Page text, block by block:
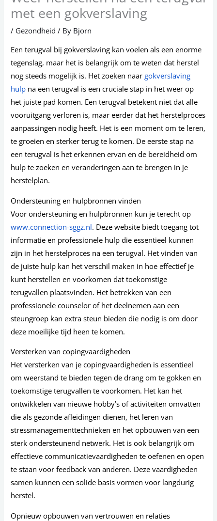
met een gokverslaving
/ Gezondheid / By Bjorn
Een terugval bij gokverslaving kan voelen als een enorme
tegenslag, maar het is belangrijk om te weten dat herstel
nog steeds mogelijk is. Het zoeken naargokverslaving
hulp na een terugval is een cruciale stap in het weer op
het juiste pad komen. Een terugval betekent niet dat alle
vooruitgang verloren is, maar eerder dat het herstelproces
aanpassingen nodig heeft. Het is een moment om te leren,
te groeien en sterker terug te komen. De eerste stap na
een terugval is het erkennen ervan en de bereidheid om
hulp te zoeken en veranderingen aan te brengen in je
herstelplan.
Ondersteuning en hulpbronnen vinden
Voor ondersteuning en hulpbronnen kun je terecht op
www.connection-sggz.nl. Deze website biedt toegang tot
informatie en professionele hulp die essentieel kunnen
zijn in het herstelproces na een terugval. Het vinden van
de juiste hulp kan het verschil maken in hoe effectief je
kunt herstellen en voorkomen dat toekomstige
terugvallen plaatsvinden. Het betrekken van een
professionele counselor of het deelnemen aan een
steungroep kan extra steun bieden die nodig is om door
deze moeilijke tijd heen te komen.
Versterken van copingvaardigheden
Het versterken van je copingvaardigheden is essentieel
om weerstand te bieden tegen de drang om te gokken en
toekomstige terugvallen te voorkomen. Het kan het
ontwikkelen van nieuwe hobby’s of activiteiten omvatten
die als gezonde afleidingen dienen, het leren van
stressmanagementtechnieken en het opbouwen van een
sterk ondersteunend netwerk. Het is ook belangrijk om
effectieve communicatievaardigheden te oefenen en open
te staan voor feedback van anderen. Deze vaardigheden
samen kunnen een solide basis vormen voor langdurig
herstel.
Opnieuw opbouwen van vertrouwen en relaties